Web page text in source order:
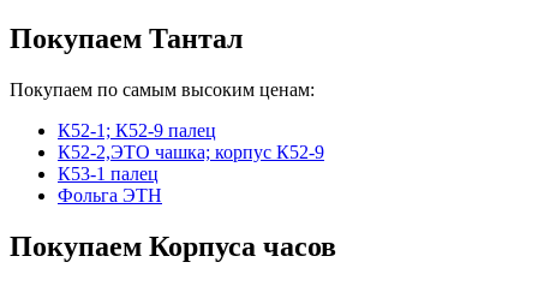
Покупаем Тантал
Покупаем по самым высоким ценам:
К52-1; К52-9 палец
К52-2,ЭТО чашка; корпус К52-9
К53-1 палец
Фольга ЭТН
Покупаем Корпуса часов